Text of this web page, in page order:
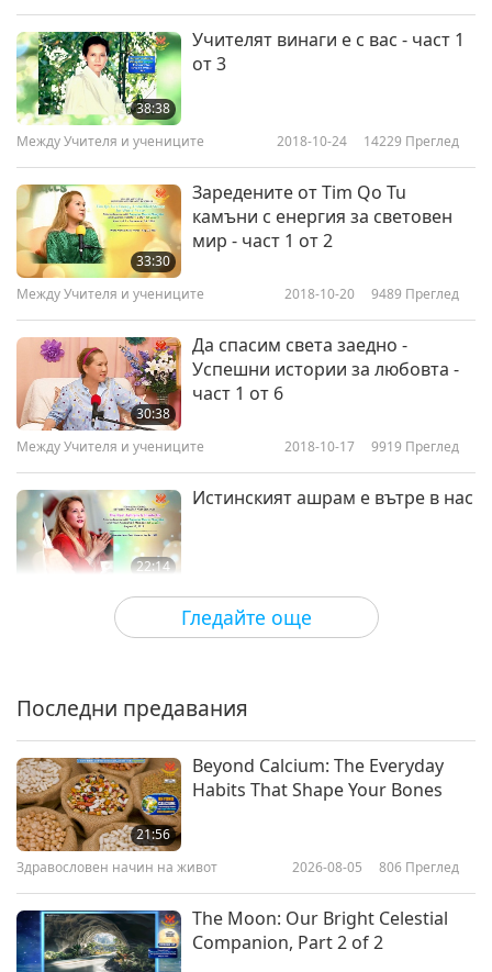
Гледайте още
38:38
Учителят винаги е с вас - част 1
от 3
Между Учителя и учениците 2018-10-24 14229 Преглед
33:30
Заредените от Tim Qo Tu
камъни с енергия за световен
мир - част 1 от 2
Между Учителя и учениците 2018-10-20 9489 Преглед
30:38
Да спасим света заедно -
Успешни истории за любовта -
част 1 от 6
Между Учителя и учениците 2018-10-17 9919 Преглед
22:14
Истинският ашрам е вътре в нас
Между Учителя и учениците 2018-10-16 10773
24:39
38:26
Приемане и доверие в Небесата
Дрехите на истинския Учител -
Последни предавания
21:56
Beyond Calcium: The Everyday
Habits That Shape Your Bones
Здравословен начин на живот 2026-08-05 806 Преглед
The Moon: Our Bright Celestial
Companion, Part 2 of 2